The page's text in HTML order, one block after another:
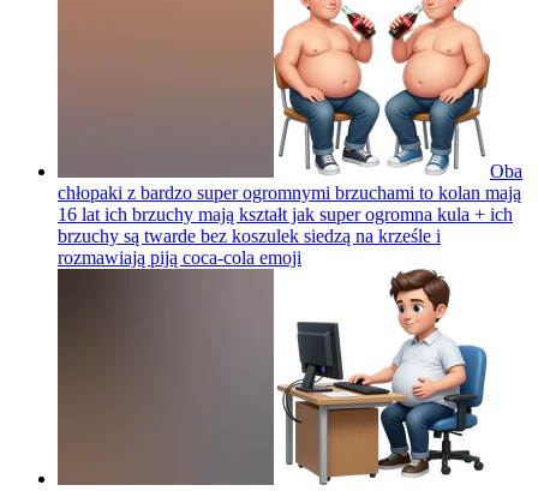
Oba
chłopaki z bardzo super ogromnymi brzuchami to kolan mają
16 lat ich brzuchy mają kształt jak super ogromna kula + ich
brzuchy są twarde bez koszulek siedzą na krześle i
rozmawiają piją coca-cola emoji